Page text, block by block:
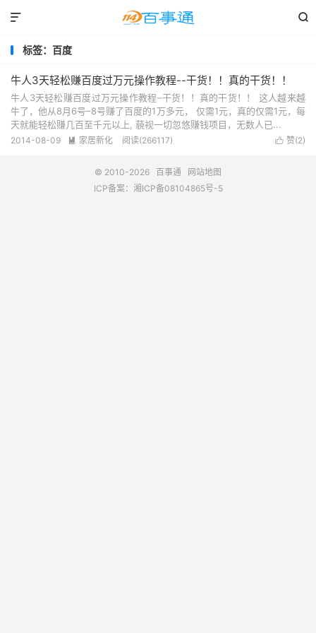


标签：百度
牛人3天轻松赚百度过万元操作教程--干货！！真的干货！！
牛人3天轻松赚百度过万元操作教程–干货！！真的干货！！ 这人越来越
牛了，他从8月6号–8号赚了百度的1万多元， 仅需1元，真的仅需1元，每
天就能轻松赚几百至千元以上, 藐视一切忽悠赚钱项目，无数人已...
 赞(2)
2014-08-09  家居新化 阅读(266117)
© 2010-2026 百事通
网站地图
ICP备案： 湘ICP备08104865号-5